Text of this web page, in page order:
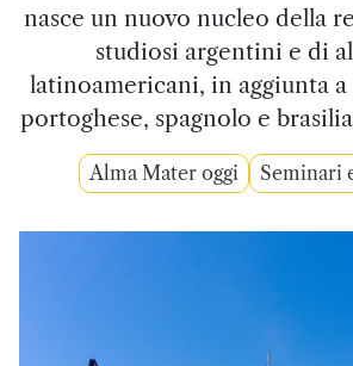
nasce un nuovo nucleo della
studiosi argentini e di
latinoamericani, in aggiunta
portoghese, spagnolo e
Alma Mater oggi Seminari